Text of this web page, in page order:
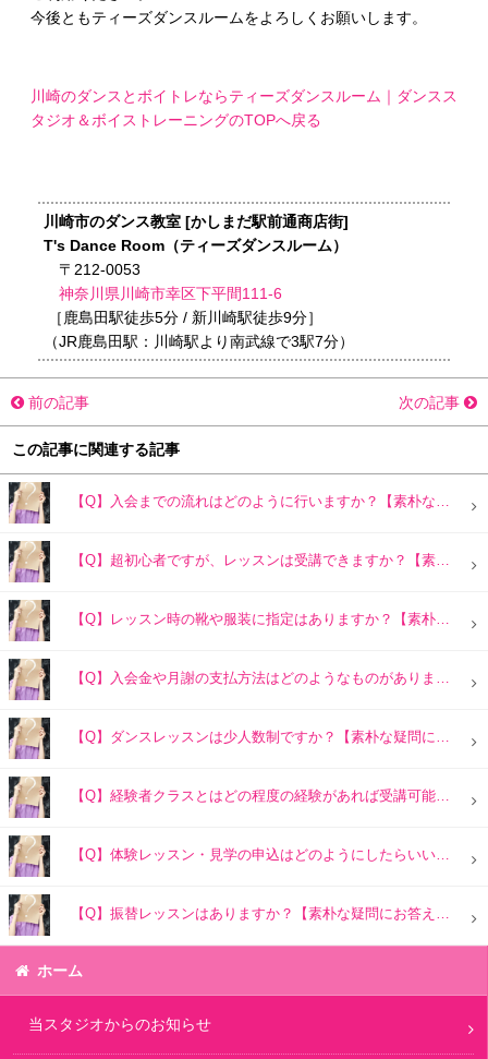
今後ともティーズダンスルームをよろしくお願いします。
川崎のダンスとボイトレならティーズダンスルーム｜ダンスス
タジオ＆ボイストレーニングのTOPへ戻る
川崎市のダンス教室 [かしまだ駅前通商店街]
T's Dance Room（ティーズダンスルーム）
〒212-0053
神奈川県川崎市幸区下平間111-6
［鹿島田駅徒歩5分 / 新川崎駅徒歩9分］
（JR鹿島田駅：川崎駅より南武線で3駅7分）
前の記事 次の記事
この記事に関連する記事
ホーム
当スタジオからのお知らせ